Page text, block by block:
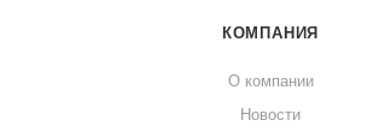
КОМПАНИЯ
О компании
Новости